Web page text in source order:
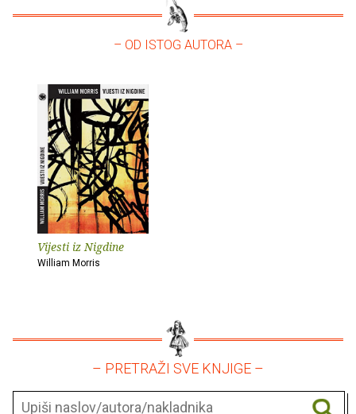
– OD ISTOG AUTORA –
Vijesti iz Nigdine
William Morris
– PRETRAŽI SVE KNJIGE –